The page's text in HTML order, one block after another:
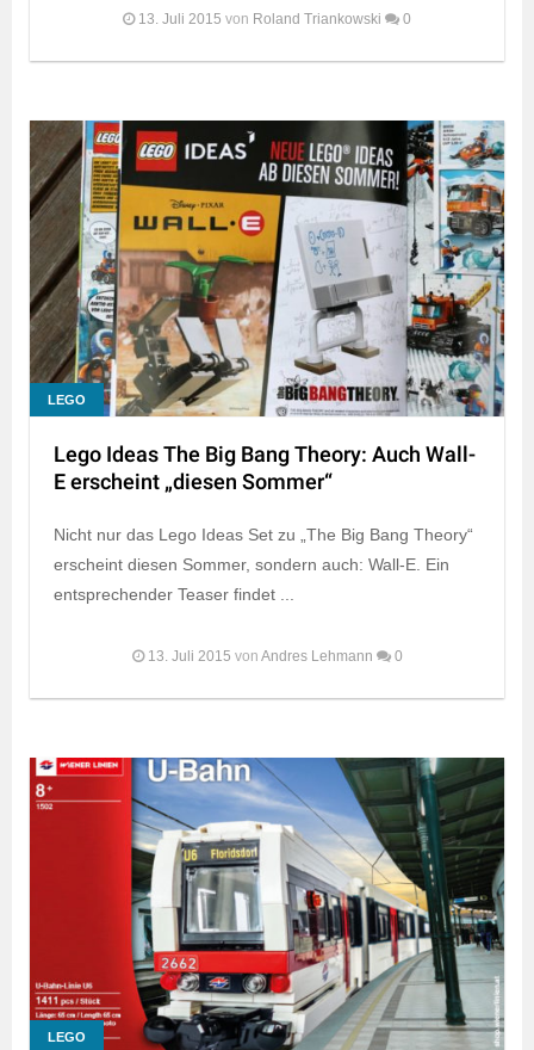
13. Juli 2015 von Roland Triankowski 0
LEGO
Lego Ideas The Big Bang Theory: Auch Wall-
E erscheint „diesen Sommer“
Nicht nur das Lego Ideas Set zu „The Big Bang Theory“
erscheint diesen Sommer, sondern auch: Wall-E. Ein
entsprechender Teaser findet ...
13. Juli 2015 von Andres Lehmann 0
LEGO